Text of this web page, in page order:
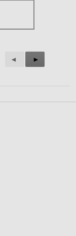
Precedente
Reviews
◄
Successiva
Reviews
►